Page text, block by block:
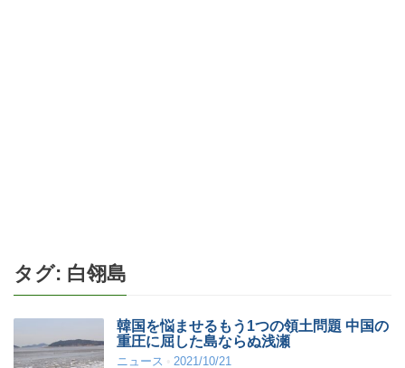
タグ: 白翎島
韓国を悩ませるもう1つの領土問題 中国の
重圧に屈した島ならぬ浅瀬
ニュース 2021/10/21